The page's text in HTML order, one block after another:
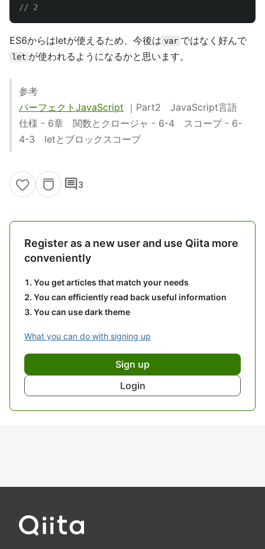
// 2
ES6からはletが使えるため、今後は var ではなく好んで
let が使われるようになるかと思います。
参考
パーフェクトJavaScript ｜Part2 JavaScript言語
仕様 - 6章 関数とクロージャ - 6-4 スコープ - 6-
4-3 letとブロックスコープ
comment3
Register as a new user and use Qiita more
conveniently
You get articles that match your needs
You can efficiently read back useful information
You can use dark theme
What you can do with signing up
Sign up
Login